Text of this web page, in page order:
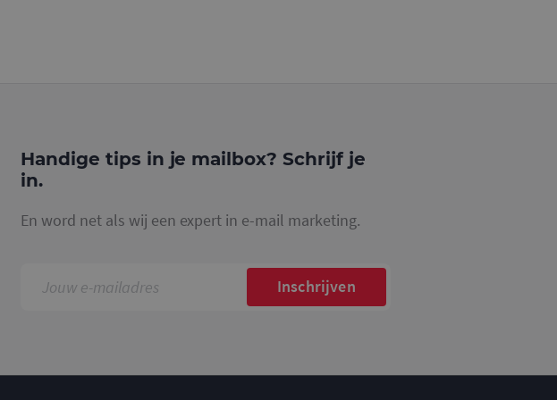
Handige tips in je mailbox? Schrijf je
in.
En word net als wij een expert in e-mail marketing.
Inschrijven